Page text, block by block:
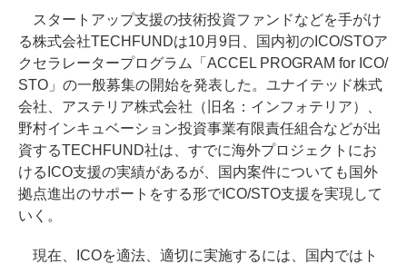
スタートアップ支援の技術投資ファンドなどを手がけ
る株式会社TECHFUNDは10月9日、国内初のICO/STOア
クセラレータープログラム「ACCEL PROGRAM for ICO/
STO」の一般募集の開始を発表した。ユナイテッド株式
会社、アステリア株式会社（旧名：インフォテリア）、
野村インキュベーション投資事業有限責任組合などが出
資するTECHFUND社は、すでに海外プロジェクトにお
けるICO支援の実績があるが、国内案件についても国外
拠点進出のサポートをする形でICO/STO支援を実現して
いく。
現在、ICOを適法、適切に実施するには、国内ではト